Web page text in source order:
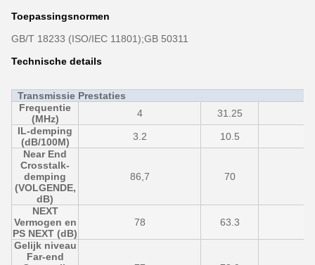
Toepassingsnormen
GB/T 18233 (ISO/IEC 11801);GB 50311
Technische details
Transmissie Prestaties
Frequentie
(MHz)
4 31.25
IL-demping
(dB/100M)
3.2 10.5
Near End
Crosstalk-
demping
(VOLGENDE,
dB)
86,7 70
NEXT
Vermogen en
PS NEXT (dB)
78 63.3
Gelijk niveau
Far-end